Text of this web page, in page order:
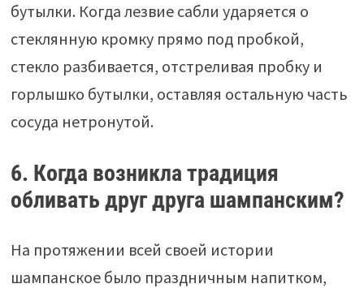
бутылки. Когда лезвие сабли ударяется о
стеклянную кромку прямо под пробкой,
стекло разбивается, отстреливая пробку и
горлышко бутылки, оставляя остальную часть
сосуда нетронутой.
6. Когда возникла традиция
обливать друг друга шампанским?
На протяжении всей своей истории
шампанское было праздничным напитком,